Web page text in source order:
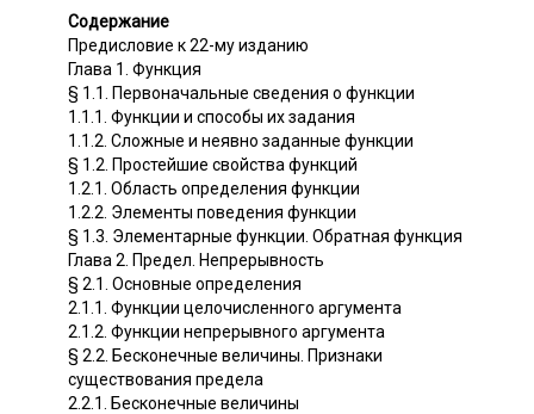
Содержание
Предисловие к 22-му изданию
Глава 1. Функция
§ 1.1. Первоначальные сведения о функции
1.1.1. Функции и способы их задания
1.1.2. Сложные и неявно заданные функции
§ 1.2. Простейшие свойства функций
1.2.1. Область определения функции
1.2.2. Элементы поведения функции
§ 1.3. Элементарные функции. Обратная функция
Глава 2. Предел. Непрерывность
§ 2.1. Основные определения
2.1.1. Функции целочисленного аргумента
2.1.2. Функции непрерывного аргумента
§ 2.2. Бесконечные величины. Признаки
существования предела
2.2.1. Бесконечные величины